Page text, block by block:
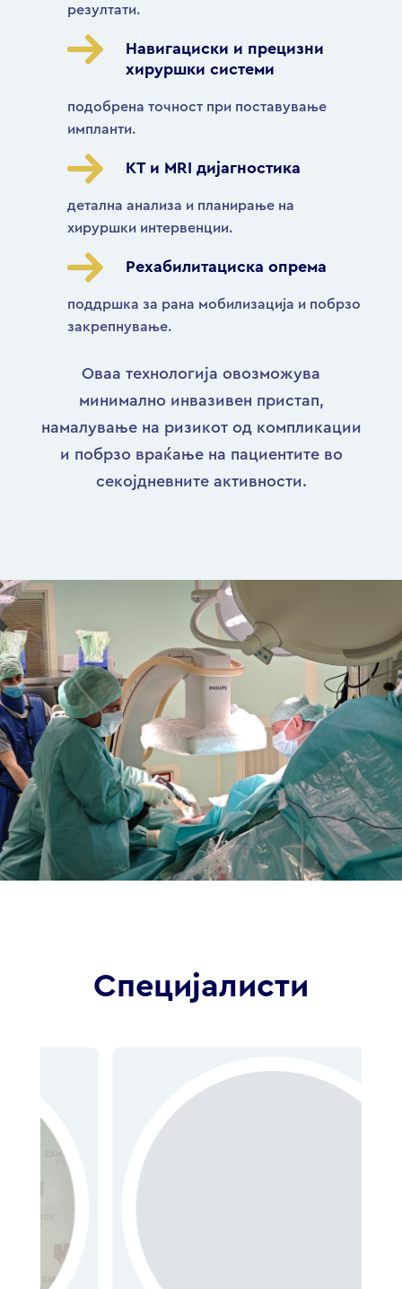
резултати.
Навигациски и прецизни
хируршки системи
подобрена точност при поставување
импланти.
КТ и MRI дијагностика
детална анализа и планирање на
хируршки интервенции.
Рехабилитациска опрема
поддршка за рана мобилизација и побрзо
закрепнување.
Оваа технологија овозможува
минимално инвазивен пристап,
намалување на ризикот од компликации
и побрзо враќање на пациентите во
секојдневните активности.
Специјалисти